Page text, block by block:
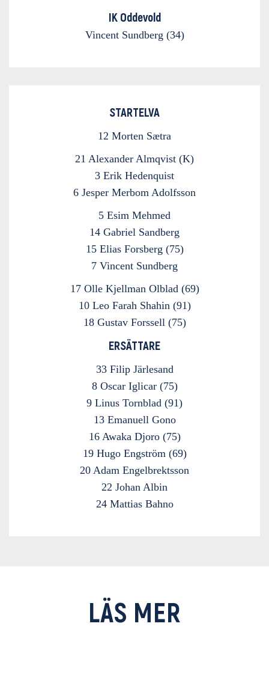
IK Oddevold
Vincent Sundberg (34)
STARTELVA
12 Morten Sætra
21 Alexander Almqvist (K)
3 Erik Hedenquist
6 Jesper Merbom Adolfsson
5 Esim Mehmed
14 Gabriel Sandberg
15 Elias Forsberg (75)
7 Vincent Sundberg
17 Olle Kjellman Olblad (69)
10 Leo Farah Shahin (91)
18 Gustav Forssell (75)
ERSÄTTARE
33 Filip Järlesand
8 Oscar Iglicar (75)
9 Linus Tornblad (91)
13 Emanuell Gono
16 Awaka Djoro (75)
19 Hugo Engström (69)
20 Adam Engelbrektsson
22 Johan Albin
24 Mattias Bahno
LÄS MER